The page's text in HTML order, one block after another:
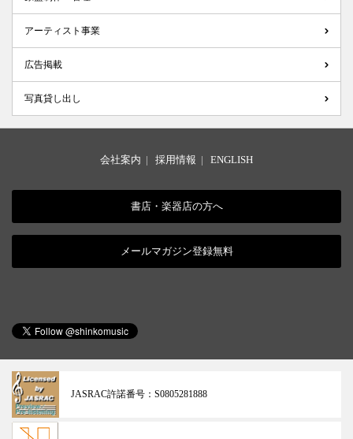
アーティスト事業
広告掲載
写真貸し出し
会社案内 | 採用情報 | ENGLISH
書店・楽器店の方へ
メールマガジン登録無料
JASRAC許諾番号： S0805281888